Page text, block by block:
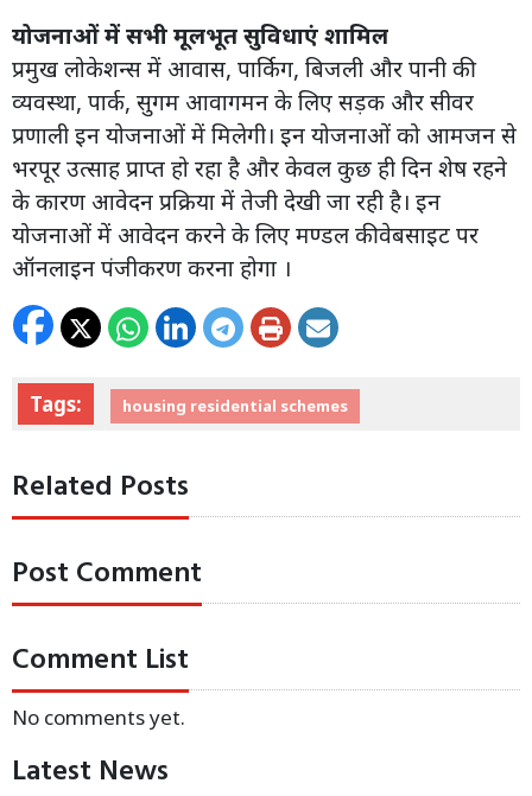
योजनाओं में सभी मूलभूत सुविधाएं शामिल
प्रमुख लोकेशन्स में आवास, पार्किग, बिजली और पानी की
व्यवस्था, पार्क, सुगम आवागमन के लिए सड़क और सीवर
प्रणाली इन योजनाओं में मिलेगी। इन योजनाओं को आमजन से
भरपूर उत्साह प्राप्त हो रहा है और केवल कुछ ही दिन शेष रहने
के कारण आवेदन प्रक्रिया में तेजी देखी जा रही है। इन
योजनाओं में आवेदन करने के लिए मण्डल की वेबसाइट पर
ऑनलाइन पंजीकरण करना होगा ।
Tags: housing residential schemes
Related Posts
Post Comment
Comment List
No comments yet.
Latest News